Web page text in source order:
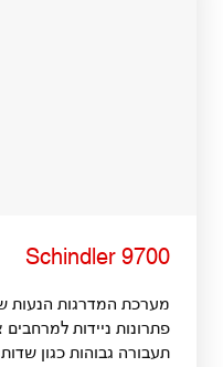
Schindler 9700
פתרונות ניידות למרחבים
תעבורה גבוהות כגון